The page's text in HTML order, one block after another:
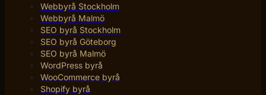
Webbyrå Stockholm
Webbyrå Malmö
SEO byrå Stockholm
SEO byrå Göteborg
SEO byrå Malmö
WordPress byrå
WooCommerce byrå
Shopify byrå